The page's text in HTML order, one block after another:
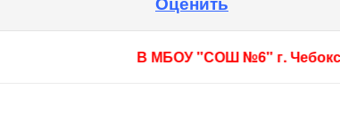
В МБОУ "СОШ №6" г. Чебоксары